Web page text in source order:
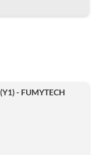
- FUMYTECH